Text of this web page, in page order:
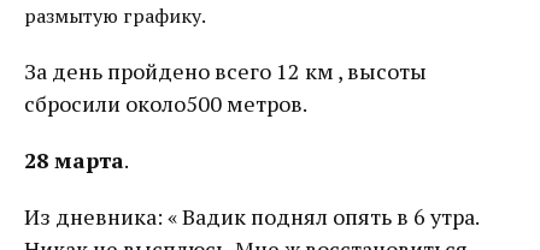
размытую графику.
За день пройдено всего 12 км , высоты
сбросили около500 метров.
28 марта.
Из дневника: « Вадик поднял опять в 6 утра.